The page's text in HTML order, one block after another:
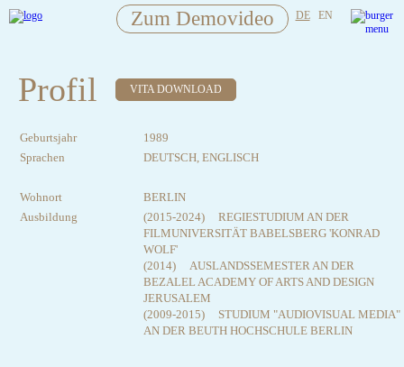
DE EN
Zum Demovideo
Profil VITA DOWNLOAD
Geburtsjahr
1989
Sprachen
DEUTSCH, ENGLISCH
Wohnort
BERLIN
Ausbildung
(2015-2024) REGIESTUDIUM AN DER
FILMUNIVERSITÄT BABELSBERG 'KONRAD
WOLF'
(2014) AUSLANDSSEMESTER AN DER
BEZALEL ACADEMY OF ARTS AND DESIGN
JERUSALEM
(2009-2015) STUDIUM "AUDIOVISUAL MEDIA"
AN DER BEUTH HOCHSCHULE BERLIN